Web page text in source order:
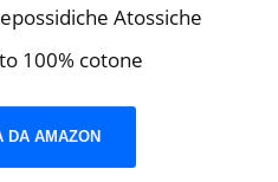
Atossiche
100% cotone
DA AMAZON